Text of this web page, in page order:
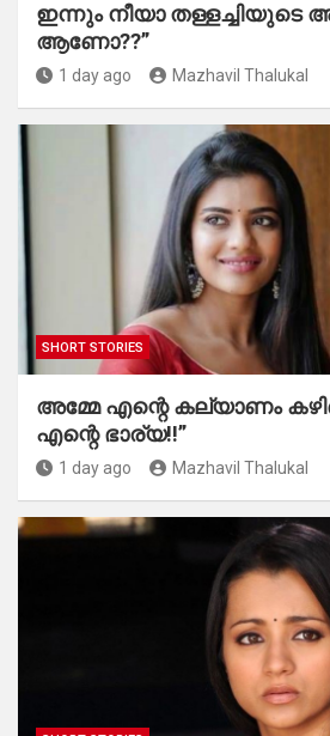
ഇന്നും നീയാ തള്ളച്ചിയുടെ
ആണോ??”
1 day ago Mazhavil Thalukal
SHORT STORIES
അമ്മേ എന്റെ കല്യാണം
എന്റെ ഭാര്യ!!”
1 day ago Mazhavil Thalukal